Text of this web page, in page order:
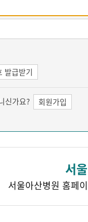
발급받기
신가요? 회원가입
서
서울아산병원 홈페